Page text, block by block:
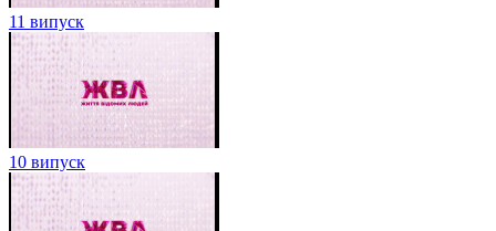
11 випуск
10 випуск